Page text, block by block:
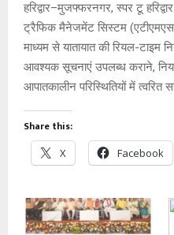
हरिद्वार–मुजफ्फरनगर, स्पर टू
ट्रैफिक मैनेजमेंट सिस्टम
माध्यम से यातायात की रियल-टाइम
आवश्यक सूचनाएं उपलब्ध कराने,
आपातकालीन परिस्थितियों में त्वरित
Share this:
X Facebook